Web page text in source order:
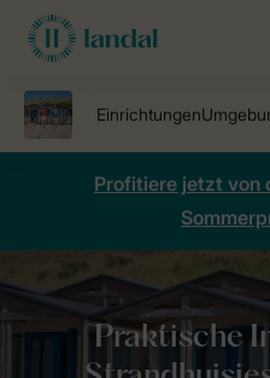
Profitiere jetzt von